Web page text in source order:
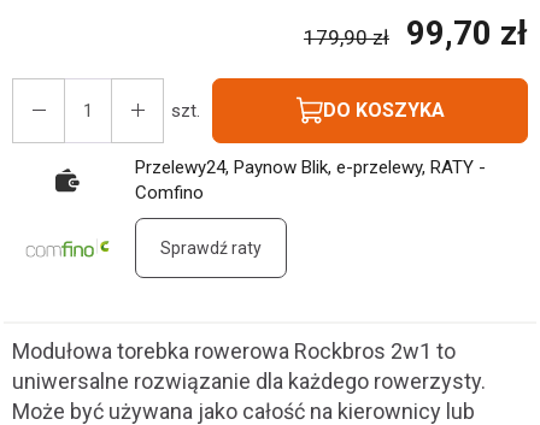
179,90 zł 99,70 zł
szt. DO KOSZYKA
Przelewy24, Paynow Blik, e-przelewy, RATY -
Comfino
Sprawdź raty
Modułowa torebka rowerowa Rockbros 2w1 to
uniwersalne rozwiązanie dla każdego rowerzysty.
Może być używana jako całość na kierownicy lub